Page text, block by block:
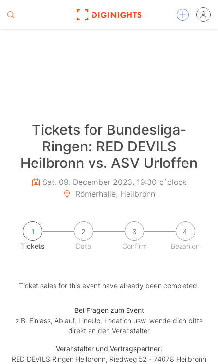
Tickets for Bundesliga-
Ringen: RED DEVILS
Heilbronn vs. ASV Urloffen
Sat. 09. December 2023, 19:30 o´clock
Römerhalle, Heilbronn
1
Tickets
2
Data
3
Confirm
4
Bezahlen
Ticket sales for this event have already been completed.
Bei Fragen zum Event
z.B. Einlass, Ablauf, LineUp, Location usw. wende dich bitte
direkt an den Veranstalter
Veranstalter und Vertragspartner:
RED DEVILS Ringen Heilbronn, Riedweg 52 - 74078 Heilbronn